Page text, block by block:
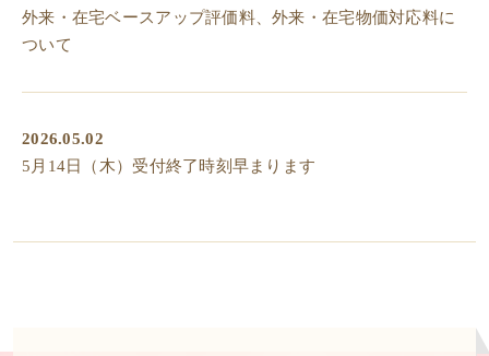
外来・在宅ベースアップ評価料、外来・在宅物価対応料に
ついて
2026.05.02
5月14日（木）受付終了時刻早まります